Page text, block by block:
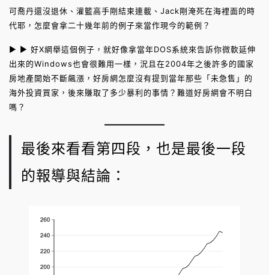
可喬丹還沒退休、灌籃高手剛結束連載、Jack剛淹死在海裡面的時
代耶，怎麼會拿二十幾年前的例子來當作現今的範例？
► ► 好X網舉這個例子，就好像拿當年DOS系統來告訴你微軟延伸
出來的Windows也會很難用一樣，況且在2004年之後許多的國家
房地產開始不斷飆漲，好房網怎麼沒有提到當年那些「未急售」的
海外投資買家，後來賺取了多少暴利的事情？難道好房網會不明白
嗎？
最後來看看第四段，也是最後一段
的報導與結論：